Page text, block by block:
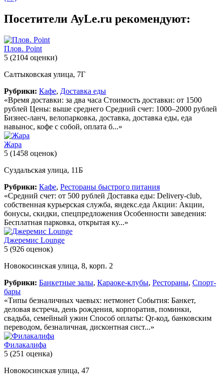
Посетители AyLe.ru рекомендуют:
Плов. Point
5 (2104 оценки)
Салтыковская улица, 7Г
Рубрики: Кафе, Доставка еды
«Время доставки: за два часа Стоимость доставки: от 1500
рублей Цены: выше среднего Средний счет: 1000–2000 рублей
Бизнес-ланч, велопарковка, доставка, доставка еды, еда
навынос, кофе с собой, оплата б...»
Жара
5 (1458 оценок)
Суздальская улица, 11Б
Рубрики: Кафе, Рестораны быстрого питания
«Средний счет: от 500 рублей Доставка еды: Delivery-club,
собственная курьерская служба, яндекс.еда Акции: Акции,
бонусы, скидки, спецпредложения Особенности заведения:
Бесплатная парковка, открытая ку...»
Джеремис Lounge
5 (926 оценок)
Новокосинская улица, 8, корп. 2
Рубрики: Банкетные залы, Караоке-клубы, Рестораны, Спорт-
бары
«Типы безналичных чаевых: нетмонет События: Банкет,
деловая встреча, день рождения, корпоратив, поминки,
свадьба, семейный ужин Способ оплаты: Qr-код, банковским
переводом, безналичная, дисконтная сист...»
Филакалифа
5 (251 оценка)
Новокосинская улица, 47